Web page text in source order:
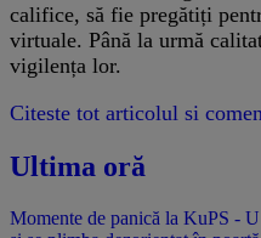
califice, să fie pregătiți
virtuale. Până la urmă
vigilența lor.
Citeste tot articolul si
Ultima oră
Momente de panică la KuPS -